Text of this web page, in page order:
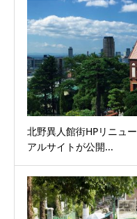
北野異人館街HPリニュー
アルサイトが公開...